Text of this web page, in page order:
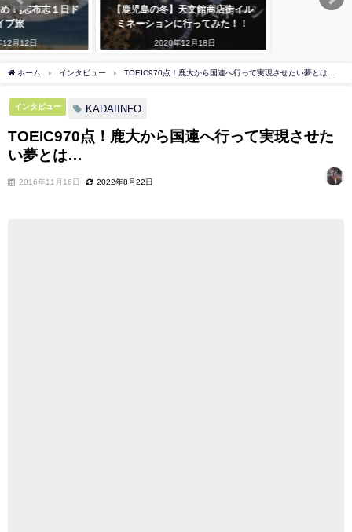
]志布志１日ド
12日
【鹿児島の冬】天文館商店街イル
ミネーションに行ってみた！！
2020年12月18日
ホーム インタビュー TOEIC970点！鹿大から国連へ行って実現させたい夢とは…
インタビュー KADAIINFO
TOEIC970点！鹿大から国連へ行って実現させた
い夢とは…
2016年11月16日 2022年8月22日